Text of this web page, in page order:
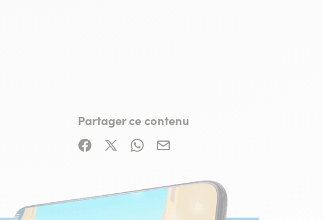
Partager ce contenu
Partager sur Facebook (nouvelle fenêtre)
Partager sur X / Twitter (nouvelle fenêtre)
Partager sur WhatsApp
Partager par mail